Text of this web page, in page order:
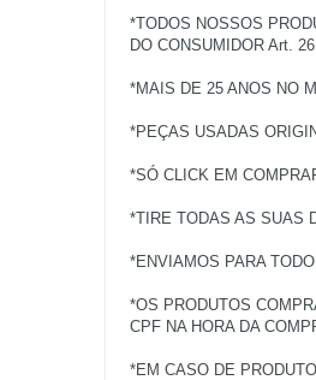
*TODOS NOSSOS
DO CONSUMIDOR Art.
*MAIS DE 25 ANOS NO
*PEÇAS USADAS
*SÓ CLICK EM
*TIRE TODAS AS SUAS
*ENVIAMOS PARA
*OS PRODUTOS
CPF NA HORA DA
*EM CASO DE